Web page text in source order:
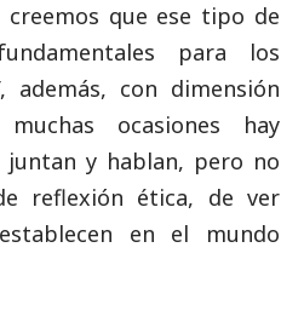
creemos que ese tipo de
para los
además, con dimensión
ocasiones hay
juntan y hablan, pero no
reflexión ética, de ver
en el mundo